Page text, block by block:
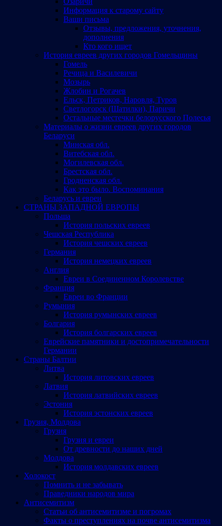
Информация к старому сайту
Ваши письма
Отзывы, предложения, уточнения,
дополнения
Кто кого ищет
История евреев других городов Гомельщины
Гомель
Речица и Василевичи
Мозырь
Жлобин и Рогачев
Ельск, Петриков, Наровля, Туров
Светлогорск (Шатилки), Паричи
Остальные местечки белорусского Полесья
Материалы о жизни евреев других городов
Беларуси
Минская обл.
Витебская обл.
Могилевская обл.
Брестская обл.
Гродненская обл.
Как это было. Воспоминания
Беларусь и евреи
СТРАНЫ ЗАПАДНОЙ ЕВРОПЫ
Польша
История польских евреев
Чешская Республика
История чешских евреев
Германия
История немецких евреев
Англия
Евреи в Соединенном Королевстве
Франция
Евреи во Франции
Румыния
История румынских евреев
Болгария
История болгарских евреев
Еврейские памятники и достопримечательности
Германии
Страны Балтии
Литва
История литовских евреев
Латвия
История латвийских евреев
Эстония
История эстонских евреев
Грузия, Молдова
Грузия
Грузия и евреи
От древности до наших дней
Молдова
История молдавских евреев
Холокост
Помнить и не забывать
Праведники народов мира
Антисемитизм
Статьи об антисемитизме и погромах
Факты о преступлениях на почве антисемитизма